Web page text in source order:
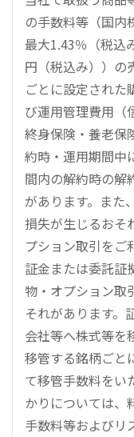
の手数料等（国内
最大1.43％（税込
円（税込み））の
ごとに設定された
び運用管理費用（
終身保険・養老保
約時・運用期間中
間内の解約時の解
があります。また
損失が生じるおそ
プション取引をご
証金または委託証
物・オプション取
それがあります。
会社等へ株式等を
移管する銘柄ごと
て移管手数料をい
かりについては、
手数料等およびリ